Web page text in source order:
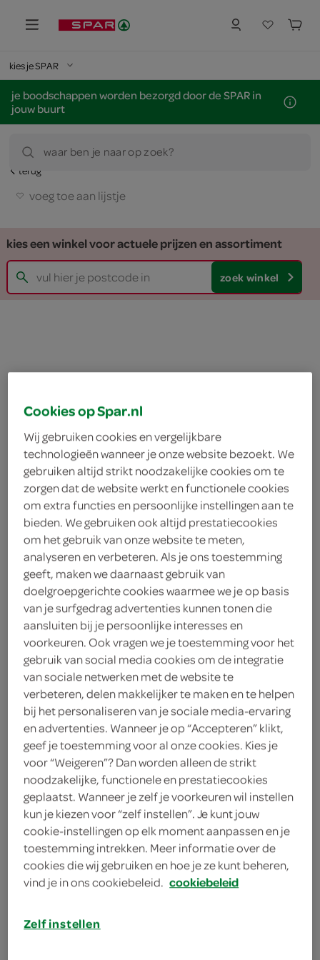
kies je SPAR
je boodschappen worden bezorgd door de SPAR in
jouw buurt
waar ben je naar op zoek?
terug
voeg toe aan lijstje
kies een winkel voor actuele prijzen en assortiment
zoek winkel
Odorex deoroller marine
fish
Odorex
3.29
50 Milliliter
Let op: aanbiedingen zijn niet zichtbaar bij de
producten, maar worden wél automatisch
verwerkt in de winkelmand.
Cookies op Spar.nl
Wij gebruiken cookies en vergelijkbare
technologieën wanneer je onze website bezoekt. We
gebruiken altijd strikt noodzakelijke cookies om te
zorgen dat de website werkt en functionele cookies
om extra functies en persoonlijke instellingen aan te
bieden. We gebruiken ook altijd prestatiecookies
om het gebruik van onze website te meten,
analyseren en verbeteren. Als je ons toestemming
geeft, maken we daarnaast gebruik van
doelgroepgerichte cookies waarmee we je op basis
van je surfgedrag advertenties kunnen tonen die
aansluiten bij je persoonlijke interesses en
voorkeuren. Ook vragen we je toestemming voor het
gebruik van social media cookies om de integratie
van sociale netwerken met de website te
verbeteren, delen makkelijker te maken en te helpen
bij het personaliseren van je sociale media-ervaring
en advertenties. Wanneer je op “Accepteren” klikt,
geef je toestemming voor al onze cookies. Kies je
voor “Weigeren”? Dan worden alleen de strikt
noodzakelijke, functionele en prestatiecookies
geplaatst. Wanneer je zelf je voorkeuren wil instellen
kun je kiezen voor “zelf instellen”. Je kunt jouw
cookie-instellingen op elk moment aanpassen en je
toestemming intrekken. Meer informatie over de
cookies die wij gebruiken en hoe je ze kunt beheren,
vind je in ons cookiebeleid. cookiebeleid
Zelf instellen